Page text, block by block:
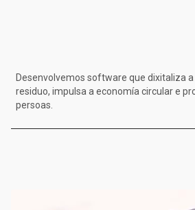
Desenvolvemos software que dixitaliza
residuo, impulsa a economía circular e
persoas.